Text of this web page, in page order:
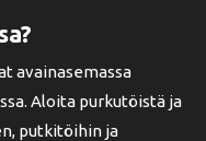
avainasemassa
Aloita purkutöistä ja
putkitöihin ja